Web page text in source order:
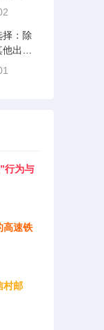
择：除
出行
行为与
高速铁
村邮